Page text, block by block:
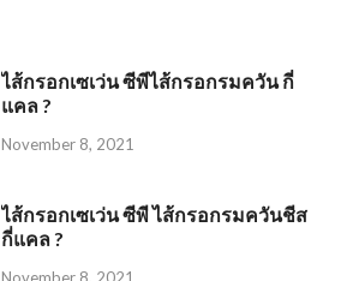
ไส้กรอกเซเว่น ซีพีไส้กรอกรมควัน กี่
แคล ?
November 8, 2021
ไส้กรอกเซเว่น ซีพี ไส้กรอกรมควันชีส
กี่แคล ?